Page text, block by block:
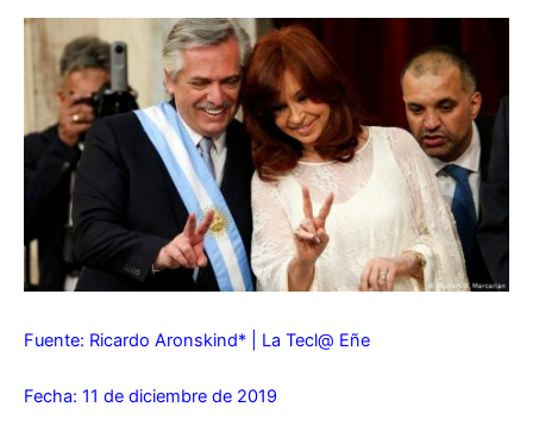
Fuente: Ricardo Aronskind* | La Tecl@ Eñe
Fecha: 11 de diciembre de 2019